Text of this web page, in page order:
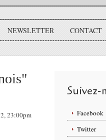
NEWSLETTER CONTACT
23:00pm
Suivez-
Facebook
Twitter